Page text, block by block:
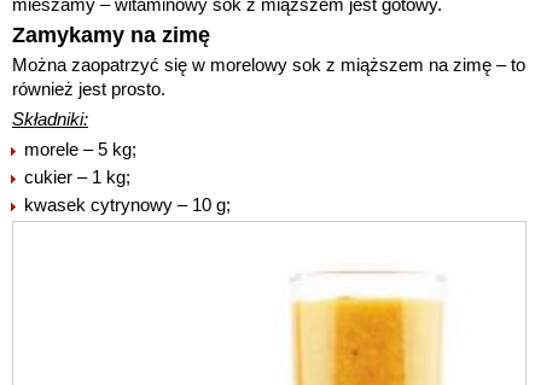
mieszamy – witaminowy sok z miąższem jest gotowy.
Zamykamy na zimę
Można zaopatrzyć się w morelowy sok z miąższem na zimę – to
również jest prosto.
Składniki:
morele – 5 kg;
cukier – 1 kg;
kwasek cytrynowy – 10 g;